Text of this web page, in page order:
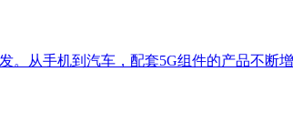
从手机到汽车，配套5G组件的产品不断